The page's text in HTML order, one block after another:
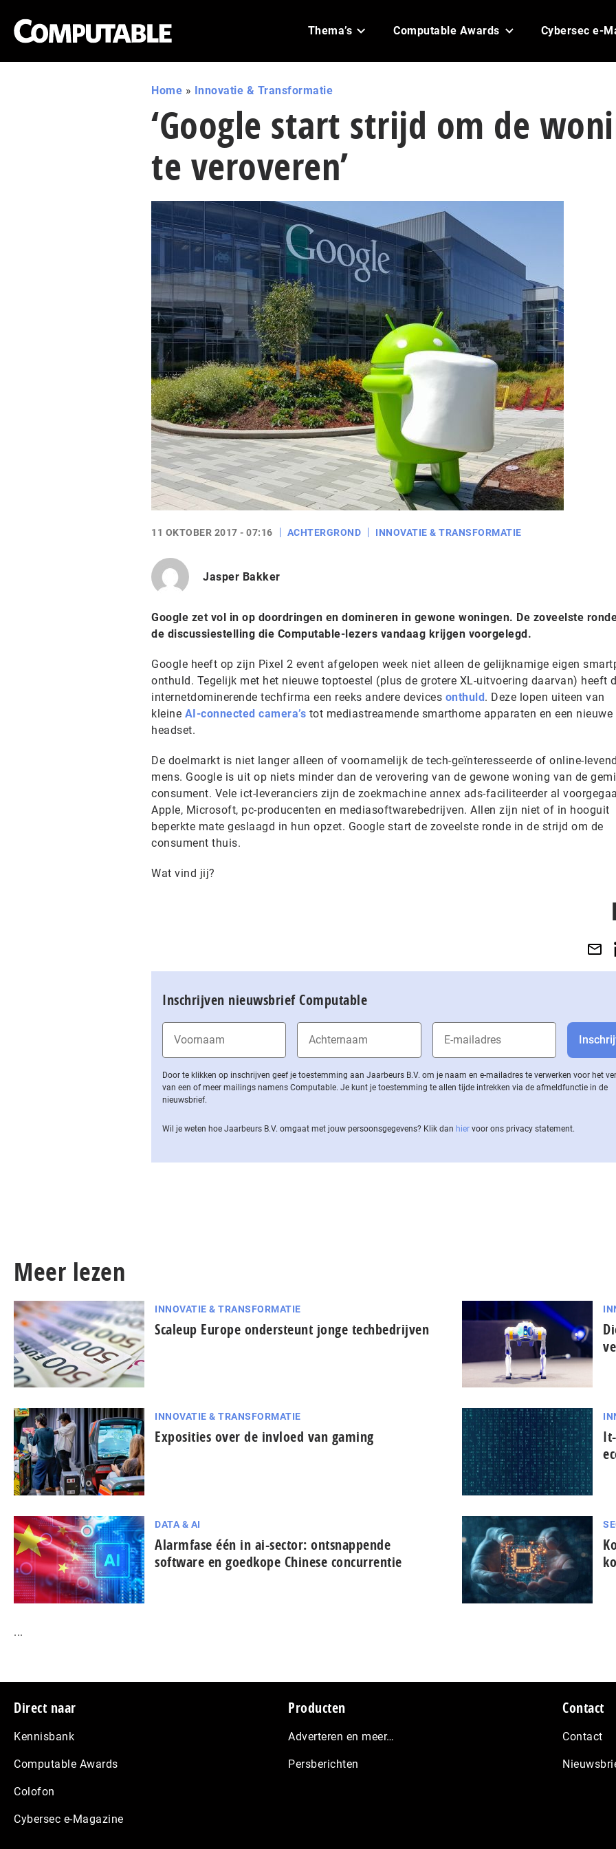
Thema’s Computable Awards Cybersec e-
Home » Innovatie & Transformatie
‘Google start strijd om de
te veroveren’
11 OKTOBER 2017 - 07:16 ACHTERGROND INNOVATIE & TRANSFORMATIE
Jasper Bakker
Google zet vol in op doordringen en domineren in gewone woningen. De zoveelste
de discussiestelling die Computable-lezers vandaag krijgen voorgelegd.
Google heeft op zijn Pixel 2 event afgelopen week niet alleen de gelijknamige eigen
onthuld. Tegelijk met het nieuwe toptoestel (plus de grotere XL-uitvoering daarvan) heeft
internetdominerende techfirma een reeks andere devices onthuld. Deze lopen uiteen van
kleine AI-connected camera’s tot mediastreamende smarthome apparaten en een nieuwe
headset.
De doelmarkt is niet langer alleen of voornamelijk de tech-geïnteresseerde of online-
mens. Google is uit op niets minder dan de verovering van de gewone woning van de
consument. Vele ict-leveranciers zijn de zoekmachine annex ads-faciliteerder al
Apple, Microsoft, pc-producenten en mediasoftwarebedrijven. Allen zijn niet of in hooguit
beperkte mate geslaagd in hun opzet. Google start de zoveelste ronde in de strijd om de
consument thuis.
Wat vind jij?
Inschrijven nieuwsbrief Computable
Door te klikken op inschrijven geef je toestemming aan Jaarbeurs B.V. om je naam en e-mailadres te verwerken voor het
van een of meer mailings namens Computable. Je kunt je toestemming te allen tijde intrekken via de af­meld­func­tie in de
nieuwsbrief.
Wil je weten hoe Jaarbeurs B.V. omgaat met jouw per­soons­ge­ge­vens? Klik dan hier voor ons privacy statement.
Meer lezen
INNOVATIE & TRANSFORMATIE
Scaleup Europe ondersteunt jonge techbedrijven
INNOVATIE & TRANSFORMATIE
Exposities over de invloed van gaming
DATA & AI
Alarmfase één in ai-sector: ont­snap­pen­de
software en goedkope Chinese con­cur­ren­tie
...
Footer
Direct naar
Kennisbank
Computable Awards
Colofon
Cybersec e-Magazine
Producten
Adverteren en meer…
Persberichten
Contact
Contact